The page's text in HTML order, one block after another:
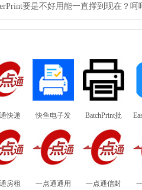
要是不好用能一直撑到现在？呵
快递
印软件
快鱼电子发
票打印工具
BatchPrint批
量打印工具
房租 一点通通用 一点通信封